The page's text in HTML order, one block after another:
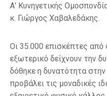
Α’ Κυνηγετικής
κ. Γιώργος Χαβαλεδάκης.
Οι 35.000 επισκέπτες από
εξωτερικό δείχνουν την
δόθηκε η δυνατότητα
προβάλει τις μοναδικές